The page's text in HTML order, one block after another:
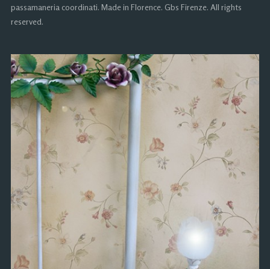
passamaneria coordinati. Made in Florence. Gbs Firenze. All rights
reserved.